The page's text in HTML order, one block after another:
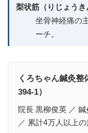
梨状筋（りじょうき
坐骨神経痛の
ーチ。
くろちゃん鍼灸整
394-1）
院長 黒柳俊英 ／
／ 累計4万人以上